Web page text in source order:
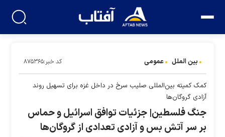
بین الملل عمومی کد خبر:۸۷۵۳۶۵
کمک کمیته بین‌المللی صلیب سرخ در داخل غزه برای تسهیل روند
آزادی گروگان‌ها
جنگ فلسطین| جزئیات توافق اسرائیل و حماس
بر سر آتش بس و آزادی تعدادی از گروگان‌ها